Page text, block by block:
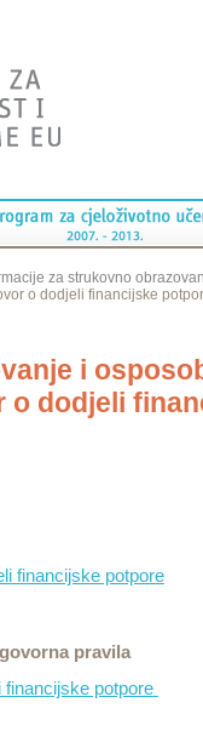
za strukovno
o dodjeli financijske
i
o dodjeli
financijske potpore
pravila
financijske potpore